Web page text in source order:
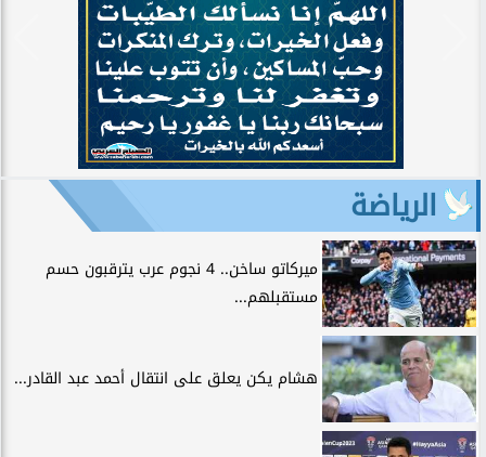
الرياضة
ميركاتو ساخن.. 4 نجوم عرب يترقبون حسم
مستقبلهم...
هشام يكن يعلق على انتقال أحمد عبد القادر...